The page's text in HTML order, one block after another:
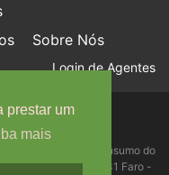
prestar um
mais
Sobre Nós
Login de Agentes
de Conflitos de Consumo do
da Penha, 8005-131 Faro -